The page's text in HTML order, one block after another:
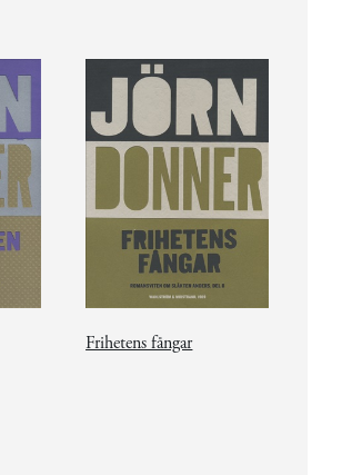
Frihetens fångar